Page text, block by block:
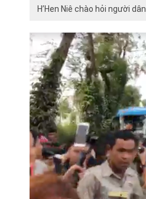
H’Hen Niê chào hỏi người